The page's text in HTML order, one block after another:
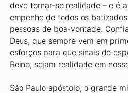
deve tornar-se realidade – e é
empenho de todos os
pessoas de boa-vontade.
Deus, que sempre vem em
esforços para que sinais de
Reino, sejam realidade em
São Paulo apóstolo, o grande